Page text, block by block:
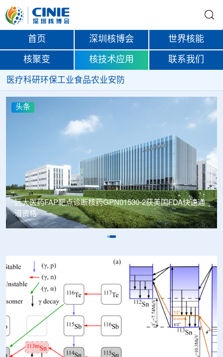
首页 深圳核博会 世界核能
核聚变 核技术应用 联系我们
医疗科研环保工业食品农业安防
头条
远大医药FAP靶点诊断核药GPN01530-2获美国FDA快速通
道资格